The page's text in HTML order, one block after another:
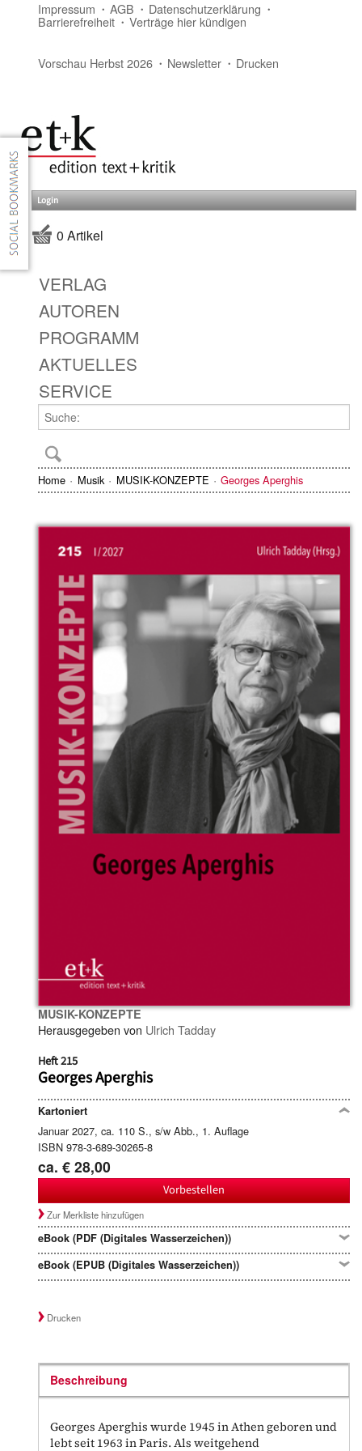
Impressum AGB Datenschutzerklärung
Barrierefreiheit Verträge hier kündigen
Vorschau Herbst 2026 Newsletter Drucken
Login
0 Artikel
VERLAG
AUTOREN
PROGRAMM
AKTUELLES
SERVICE
Home Musik MUSIK-KONZEPTE Georges Aperghis
MUSIK-KONZEPTE
Herausgegeben von Ulrich Tadday
Heft 215
Georges Aperghis
Kartoniert
Januar 2027, ca. 110 S., s/w Abb., 1. Auflage
ISBN 978-3-689-30265-8
ca. € 28,00
Vorbestellen
Zur Merkliste hinzufügen
eBook (PDF (Digitales Wasserzeichen))
eBook (EPUB (Digitales Wasserzeichen))
Drucken
Beschreibung
Georges Aperghis wurde 1945 in Athen geboren und
lebt seit 1963 in Paris. Als weitgehend